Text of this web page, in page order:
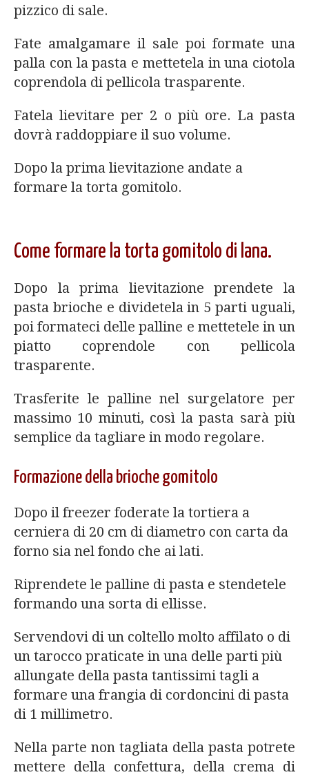
pizzico di sale.
Fate amalgamare il sale poi formate una
palla con la pasta e mettetela in una ciotola
coprendola di pellicola trasparente.
Fatela lievitare per 2 o più ore. La pasta
dovrà raddoppiare il suo volume.
Dopo la prima lievitazione andate a
formare la torta gomitolo.
Come formare la torta gomitolo di lana.
Dopo la prima lievitazione prendete la
pasta brioche e dividetela in 5 parti uguali,
poi formateci delle palline e mettetele in un
piatto coprendole con pellicola
trasparente.
Trasferite le palline nel surgelatore per
massimo 10 minuti, così la pasta sarà più
semplice da tagliare in modo regolare.
Formazione della brioche gomitolo
Dopo il freezer foderate la tortiera a
cerniera di 20 cm di diametro con carta da
forno sia nel fondo che ai lati.
Riprendete le palline di pasta e stendetele
formando una sorta di ellisse.
Servendovi di un coltello molto affilato o di
un tarocco praticate in una delle parti più
allungate della pasta tantissimi tagli a
formare una frangia di cordoncini di pasta
di 1 millimetro.
Nella parte non tagliata della pasta potrete
mettere della confettura, della crema di